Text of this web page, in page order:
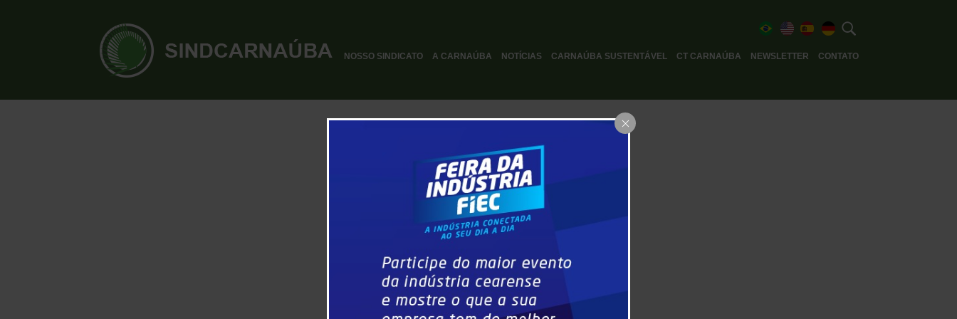
NOSSO SINDICATO A CARNAÚBA NOTÍCIAS CARNAÚBA SUSTENTÁVEL CT CARNAÚBA NEWSLETTER CONTATO